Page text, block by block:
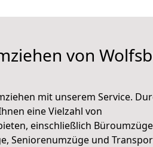
von
mit unserem Service.
eine Vielzahl von
einschließlich
Seniorenumzüge und